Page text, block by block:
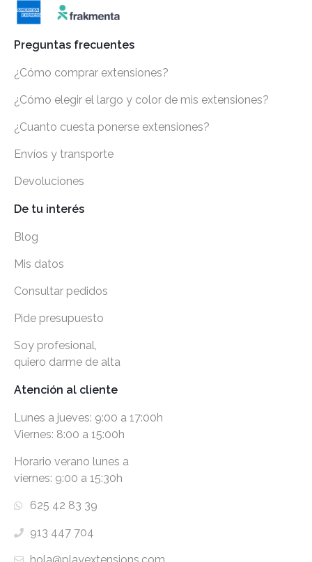
Preguntas frecuentes
¿Cómo comprar extensiones?
¿Cómo elegir el largo y color de mis extensiones?
¿Cuanto cuesta ponerse extensiones?
Envíos y transporte
Devoluciones
De tu interés
Blog
Mis datos
Consultar pedidos
Pide presupuesto
Soy profesional,
quiero darme de alta
Atención al cliente
Lunes a jueves: 9:00 a 17:00h
Viernes: 8:00 a 15:00h
Horario verano lunes a
viernes: 9:00 a 15:30h
625 42 83 39
913 447 704